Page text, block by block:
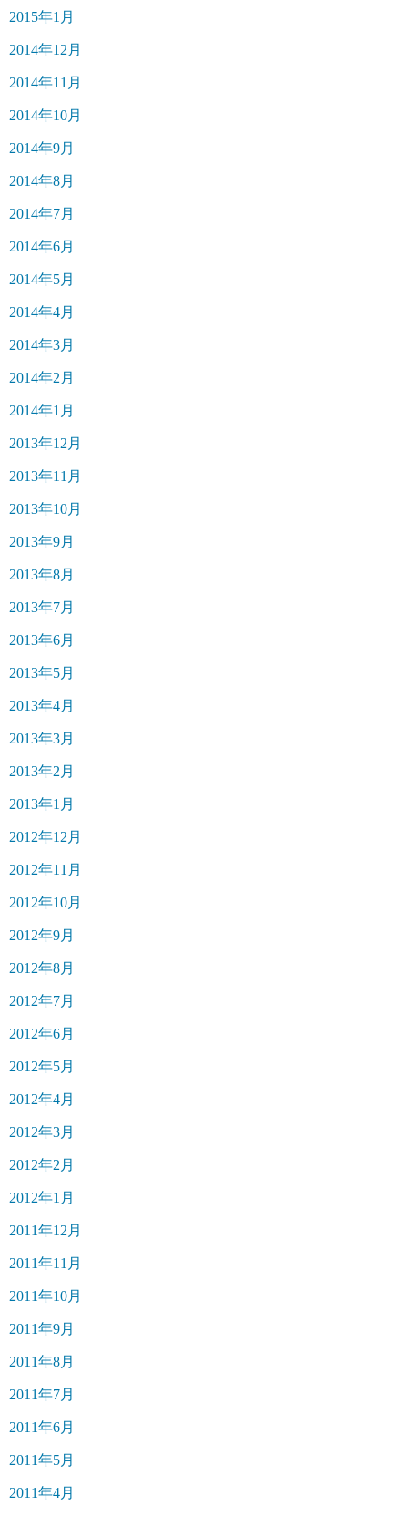
2015年1月
2014年12月
2014年11月
2014年10月
2014年9月
2014年8月
2014年7月
2014年6月
2014年5月
2014年4月
2014年3月
2014年2月
2014年1月
2013年12月
2013年11月
2013年10月
2013年9月
2013年8月
2013年7月
2013年6月
2013年5月
2013年4月
2013年3月
2013年2月
2013年1月
2012年12月
2012年11月
2012年10月
2012年9月
2012年8月
2012年7月
2012年6月
2012年5月
2012年4月
2012年3月
2012年2月
2012年1月
2011年12月
2011年11月
2011年10月
2011年9月
2011年8月
2011年7月
2011年6月
2011年5月
2011年4月